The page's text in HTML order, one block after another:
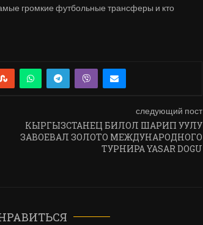
громкие футбольные трансферы и кто
следующий пост
КЫРГЫЗСТАНЕЦ БИЛОЛ ШАРИП УУЛУ
ЗАВОЕВАЛ ЗОЛОТО МЕЖДУНАРОДНОГО
ТУРНИРА YASAR DOGU